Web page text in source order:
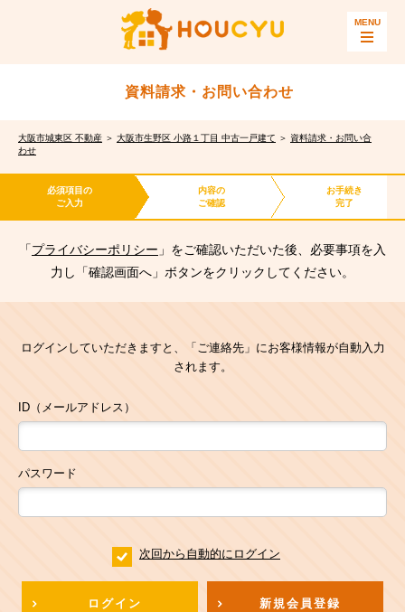
資料請求・お問い合わせ
大阪市城東区 不動産 ＞ 大阪市生野区 小路１丁目 中古一戸建て ＞ 資料請求・お問い合
わせ
必須項目の
ご入力
内容の
ご確認
お手続き
完了
「プライバシーポリシー 」をご確認いただいた後、必要事項を入
力し「確認画面へ」ボタンをクリックしてください。
ログインしていただきますと、「ご連絡先」にお客様情報が自動入力
されます。
ID（メールアドレス）
パスワード
次回から自動的にログイン
ログイン 新規会員登録